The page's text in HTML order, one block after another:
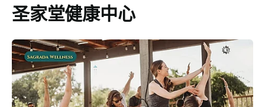
圣家堂健康中心